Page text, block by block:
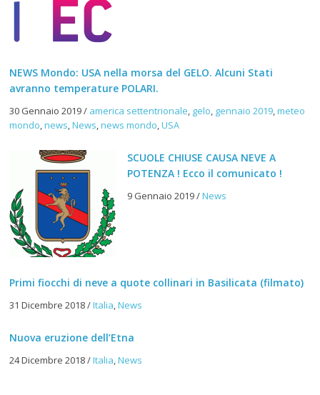
NEWS Mondo: USA nella morsa del GELO. Alcuni Stati
avranno temperature POLARI.
30 Gennaio 2019/ america settentrionale, gelo, gennaio 2019,meteo
mondo,news,News,news mondo,USA
SCUOLE CHIUSE CAUSA NEVE A
POTENZA ! Ecco il comunicato !
9 Gennaio 2019/News
Primi fiocchi di neve a quote collinari in Basilicata (filmato)
31 Dicembre 2018/Italia,News
Nuova eruzione dell’Etna
24 Dicembre 2018/Italia,News